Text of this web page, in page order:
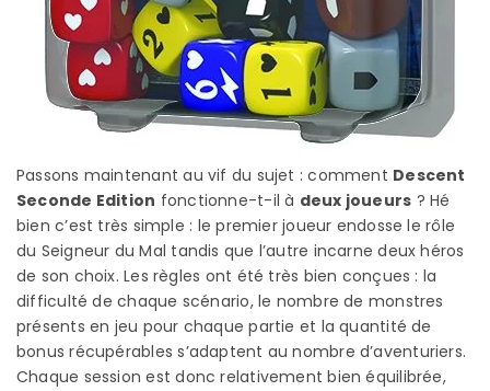
Passons maintenant au vif du sujet : comment Descent
Seconde Edition fonctionne-t-il à deux joueurs ? Hé
bien c’est très simple : le premier joueur endosse le rôle
du Seigneur du Mal tandis que l’autre incarne deux héros
de son choix. Les règles ont été très bien conçues : la
difficulté de chaque scénario, le nombre de monstres
présents en jeu pour chaque partie et la quantité de
bonus récupérables s’adaptent au nombre d’aventuriers.
Chaque session est donc relativement bien équilibrée,